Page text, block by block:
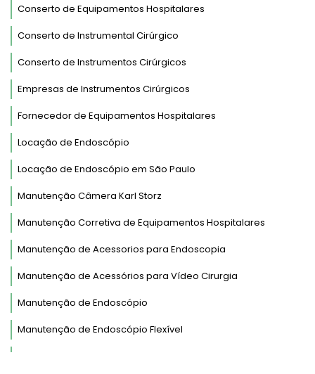
Conserto de Equipamentos Hospitalares
Conserto de Instrumental Cirúrgico
Conserto de Instrumentos Cirúrgicos
Empresas de Instrumentos Cirúrgicos
Fornecedor de Equipamentos Hospitalares
Locação de Endoscópio
Locação de Endoscópio em São Paulo
Manutenção Câmera Karl Storz
Manutenção Corretiva de Equipamentos Hospitalares
Manutenção de Acessorios para Endoscopia
Manutenção de Acessórios para Vídeo Cirurgia
Manutenção de Endoscópio
Manutenção de Endoscópio Flexível